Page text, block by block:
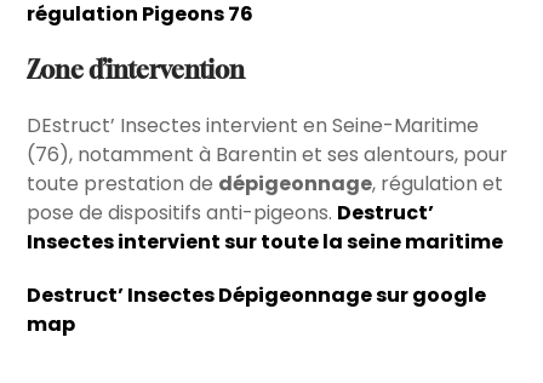
régulation Pigeons 76
Zone d’intervention
DEstruct’ Insectes intervient en Seine-Maritime
(76), notamment à Barentin et ses alentours, pour
toute prestation de dépigeonnage, régulation et
pose de dispositifs anti-pigeons. Destruct’
Insectes intervient sur toute la seine maritime
Destruct’ Insectes Dépigeonnage sur google
map